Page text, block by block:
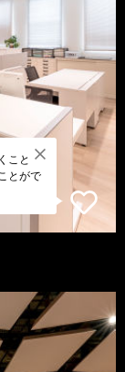
こと
とがで